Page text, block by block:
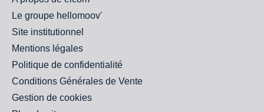
Le groupe hellomoov'
Site institutionnel
Mentions légales
Politique de confidentialité
Conditions Générales de Vente
Gestion de cookies